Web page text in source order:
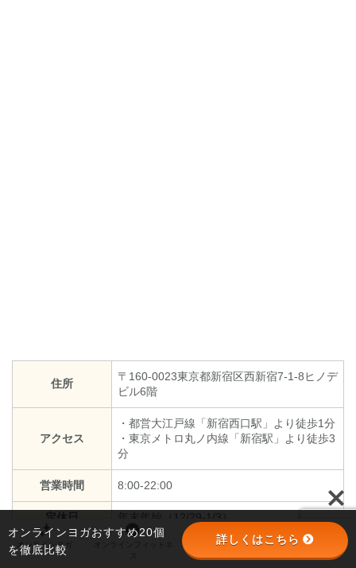
住所
〒160-0023東京都新宿区西新宿7-1-8ヒノデ
ビル6階
アクセス
・都営大江戸線「新宿西口駅」より徒歩1分
・東京メトロ丸ノ内線「新宿駅」より徒歩3
分
営業時間 8:00-22:00
定休日 年末年始（12/29-1/3）
オンラインヨガ オンラインパーソナル パーソナルジム
オンラインヨガおすすめ20個
を徹底比較
詳しくはこちら